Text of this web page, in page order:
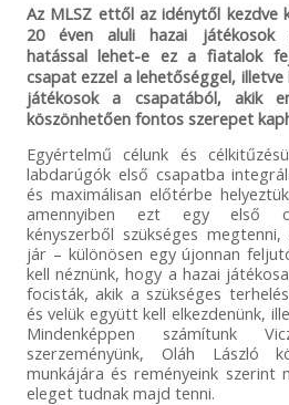
Az MLSZ ettől az idénytől
20 éven aluli hazai játékosok
hatással lehet-e ez a fiatalok
csapat ezzel a lehetőséggel,
játékosok a csapatából, akik
köszönhetően fontos szerepet
Egyértelmű célunk és
labdarúgók első csapatba
és maximálisan előtérbe
amennyiben ezt egy első
kényszerből szükséges
jár – különösen egy újonnan
kell néznünk, hogy a hazai
focisták, akik a szükséges
és velük együtt kell elkezdenünk,
Mindenképpen számítunk
szerzeményünk, Oláh László
munkájára és reményeink szerint
eleget tudnak majd tenni.